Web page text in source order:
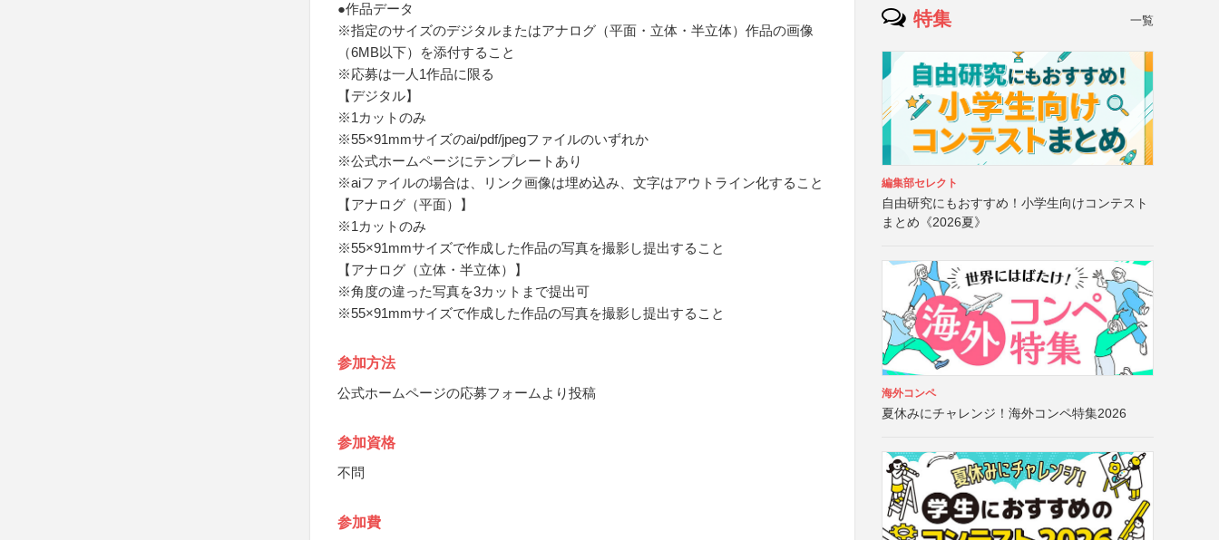
●作品データ
※指定のサイズのデジタルまたはアナログ（平面・立体・半立体）作品の画像
（6MB以下）を添付すること
※応募は一人1作品に限る
【デジタル】
※1カットのみ
※55×91mmサイズのai/pdf/jpegファイルのいずれか
※公式ホームページにテンプレートあり
※aiファイルの場合は、リンク画像は埋め込み、文字はアウトライン化すること
【アナログ（平面）】
※1カットのみ
※55×91mmサイズで作成した作品の写真を撮影し提出すること
【アナログ（立体・半立体）】
※角度の違った写真を3カットまで提出可
※55×91mmサイズで作成した作品の写真を撮影し提出すること
参加方法
公式ホームページの応募フォームより投稿
参加資格
不問
参加費
特集 一覧
編集部セレクト
自由研究にもおすすめ！小学生向けコンテスト
まとめ《2026夏》
海外コンペ
夏休みにチャレンジ！海外コンペ特集2026